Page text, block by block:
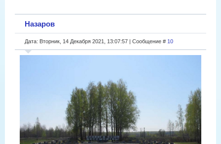
Назаров
Дата: Вторник, 14 Декабря 2021, 13:07:57 | Сообщение # 10